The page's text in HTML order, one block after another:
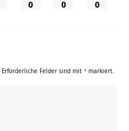
0 0 0
Erforderliche Felder sind mit * markiert.